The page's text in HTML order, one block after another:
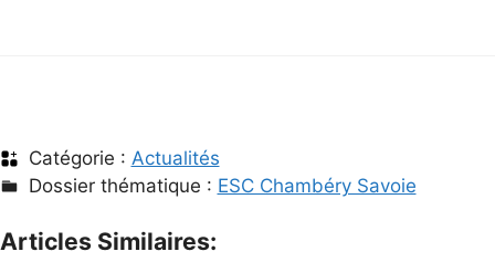
Catégorie : Actualités
Dossier thématique : ESC Chambéry Savoie
Articles Similaires: